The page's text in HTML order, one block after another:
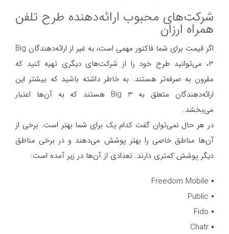
شرکت‌های محبوب ارائه‌دهنده طرح تلفن
همراه ارزان
اگر قیمت برای شما فاکتور مهمی است، به غیر از ارائه‌دهندگان Big
3، می‌توانید طرح خود را از شرکت‌های دیگری تهیه کنید که
مقرون به صرفه‌تر هستند. به خاطر داشته باشید که بیشتر این
ارائه‌دهندگان متعلق به Big 3 هستند که به آن‌ها اعتبار
می‌بخشد.
در هر حال نمی‌توان گفت کدام یک برای شما بهتر است. برخی از
آن‌ها مناطق خاصی را بهتر پوشش می‌دهند و در برخی مناطق
دیگر پوشش کمتری دارند. تعدادی از آن‌ها در زیر آمده است:
⦁ Freedom Mobile
⦁ Public
⦁ Fido
⦁ Chatr